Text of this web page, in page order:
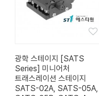
광학 스테이지 [SATS
Series] 미니어처
트래스레이션 스테이지
SATS-02A, SATS-05A,